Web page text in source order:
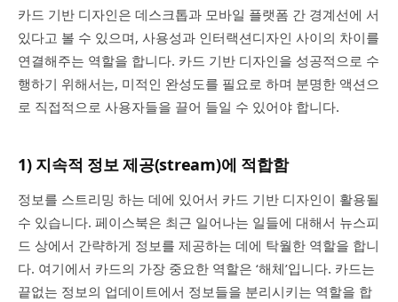
카드 기반 디자인은 데스크톱과 모바일 플랫폼 간 경계선에 서
있다고 볼 수 있으며, 사용성과 인터랙션디자인 사이의 차이를
연결해주는 역할을 합니다. 카드 기반 디자인을 성공적으로 수
행하기 위해서는, 미적인 완성도를 필요로 하며 분명한 액션으
로 직접적으로 사용자들을 끌어 들일 수 있어야 합니다.
1) 지속적 정보 제공(stream)에 적합함
정보를 스트리밍 하는 데에 있어서 카드 기반 디자인이 활용될
수 있습니다. 페이스북은 최근 일어나는 일들에 대해서 뉴스피
드 상에서 간략하게 정보를 제공하는 데에 탁월한 역할을 합니
다. 여기에서 카드의 가장 중요한 역할은 ‘해체’입니다. 카드는
끝없는 정보의 업데이트에서 정보들을 분리시키는 역할을 합